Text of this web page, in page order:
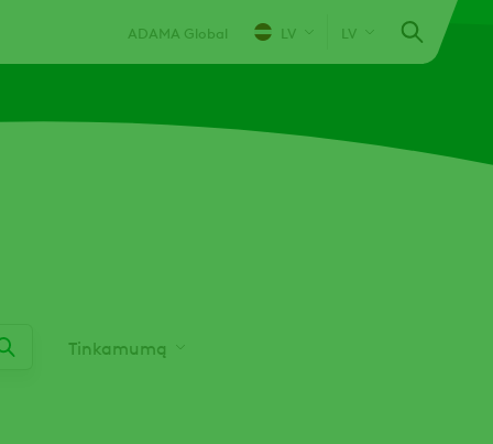
ADAMA Global LV LV
Tinkamumą